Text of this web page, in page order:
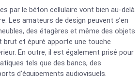
par le béton cellulaire vont bien au-delà
Les amateurs de design peuvent s’en
des étagères et même des objets
et épuré apporte une touche
En outre, il est également prisé pour
tels que des bancs, des
d’équipements audiovisuels.